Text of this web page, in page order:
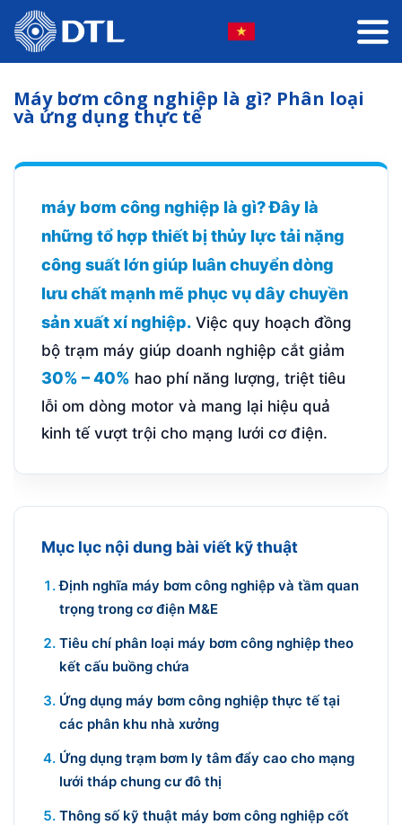
Máy bơm công nghiệp là gì? Phân loại
và ứng dụng thực tế
máy bơm công nghiệp là gì? Đây là
những tổ hợp thiết bị thủy lực tải nặng
công suất lớn giúp luân chuyển dòng
lưu chất mạnh mẽ phục vụ dây chuyền
sản xuất xí nghiệp. Việc quy hoạch đồng
bộ trạm máy giúp doanh nghiệp cắt giảm
30% – 40% hao phí năng lượng, triệt tiêu
lỗi om dòng motor và mang lại hiệu quả
kinh tế vượt trội cho mạng lưới cơ điện.
Mục lục nội dung bài viết kỹ thuật
Định nghĩa máy bơm công nghiệp và tầm quan
trọng trong cơ điện M&E
Tiêu chí phân loại máy bơm công nghiệp theo
kết cấu buồng chứa
Ứng dụng máy bơm công nghiệp thực tế tại
các phân khu nhà xưởng
Ứng dụng trạm bơm ly tâm đẩy cao cho mạng
lưới tháp chung cư đô thị
Thông số kỹ thuật máy bơm công nghiệp cốt